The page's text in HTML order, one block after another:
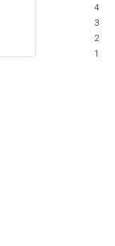
4
3
2
1